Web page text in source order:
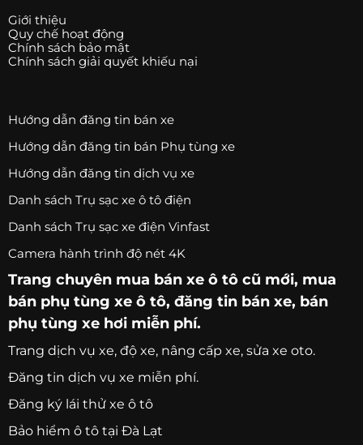
Giới thiệu
Quy chế hoạt động
Chính sách bảo mật
Chính sách giải quyết khiếu nại
Hướng dẫn đăng tin bán xe
Hướng dẫn đăng tin bán Phụ tùng xe
Hướng dẫn đăng tin dịch vụ xe
Danh sách Trụ sạc xe ô tô điện
Danh sách Trụ sạc xe điện Vinfast
Camera hành trình độ nét 4K
Trang chuyên mua bán xe ô tô cũ mới, mua
bán phụ tùng xe ô tô, đăng tin bán xe, bán
phụ tùng xe hơi miễn phí.
Trang dịch vụ xe, độ xe, nâng cấp xe, sửa xe oto.
Đăng tin dịch vụ xe miễn phí.
Đăng ký lái thử xe ô tô
Bảo hiểm ô tô tại Đà Lạt